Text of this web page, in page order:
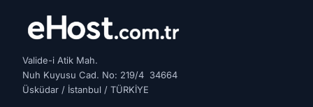
Valide-i Atik Mah.
Nuh Kuyusu Cad. No: 219/4 34664
Üsküdar / İstanbul / TÜRKİYE